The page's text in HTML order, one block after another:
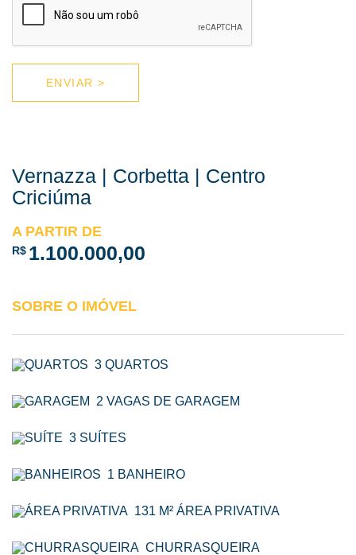
Vernazza | Corbetta | Centro
Criciúma
A PARTIR DE
R$ 1.100.000,00
SOBRE O IMÓVEL
3 QUARTOS
2 VAGAS DE GARAGEM
3 SUÍTES
1 BANHEIRO
131 M² ÁREA PRIVATIVA
CHURRASQUEIRA